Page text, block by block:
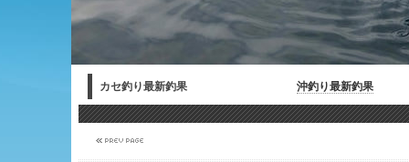
カセ釣り最新釣果 沖釣り最新釣果